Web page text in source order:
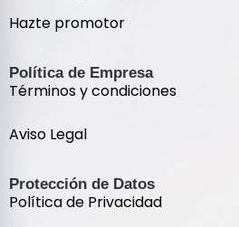
Hazte promotor
Política de Empresa
Términos y condiciones
Aviso Legal
Protección de Datos
Política de Privacidad